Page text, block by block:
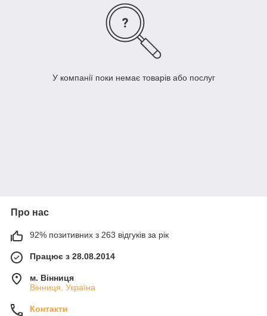
У компанії поки немає товарів або послуг
Про нас
92% позитивних з 263 відгуків за рік
Працює з 28.08.2014
м. Вінниця
Вінниця, Україна
Контакти